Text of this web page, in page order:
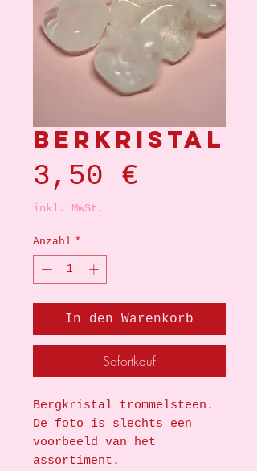
Berkristal
3,50 €
inkl. MwSt.
Anzahl *
In den Warenkorb
Sofortkauf
Bergkristal trommelsteen.
De foto is slechts een
voorbeeld van het
assortiment.